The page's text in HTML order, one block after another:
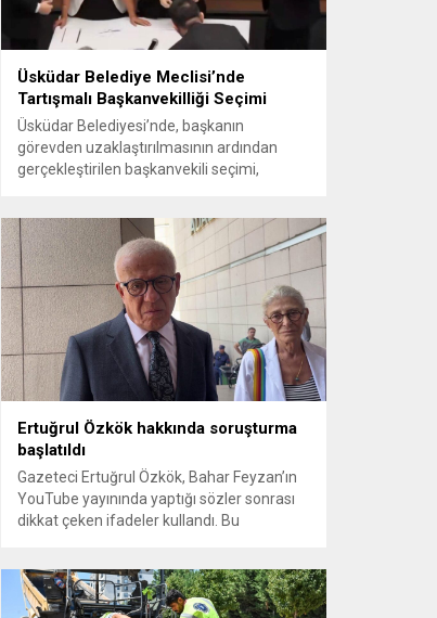
yöneltilen...
Üsküdar Belediye Meclisi’nde
Tartışmalı Başkanvekilliği Seçimi
Üsküdar Belediyesi’nde, başkanın
görevden uzaklaştırılmasının ardından
gerçekleştirilen başkanvekili seçimi,
oylamada usul ve gizlilikle ilgili ciddi iddialar
ortaya atıldı; bazı oyların geçersiz
sayılması ve meclis içindeki yönlendirmeler
kamuoyunda tepkilere yol açtı. Seçim
sürecinde yaşanan gelişmeler, parti
grupları arasındaki gerilimi artırdı. CHP’nin...
Ertuğrul Özkök hakkında soruşturma
başlatıldı
Gazeteci Ertuğrul Özkök, Bahar Feyzan’ın
YouTube yayınında yaptığı sözler sonrası
dikkat çeken ifadeler kullandı. Bu
‘Cumhurbaşkanına hakaret’ suçundan
re’sen soruşturma başlatıldı. Özkök,